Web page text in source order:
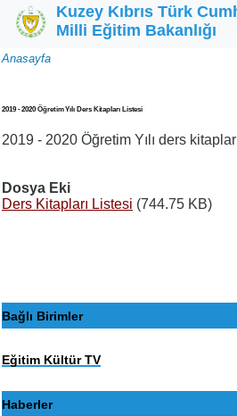
Ana içeriğe atla
Kuzey Kıbrıs Türk
Milli Eğitim Bakanlığı
Sayfa
Anasayfa
2019 - 2020 Öğretim Yılı Ders Kitapları Listesi
2019 - 2020 Öğretim Yılı ders
Dosya Eki
Ders Kitapları Listesi (744.75 KB)
Bağlı Birimler
Eğitim Kültür TV
Haberler